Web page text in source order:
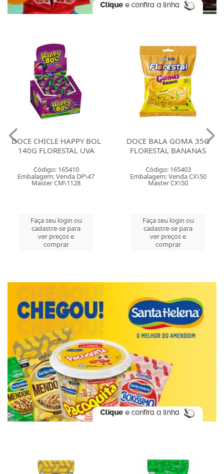
DOCE CHICLE HAPPY BOL
140G FLORESTAL UVA
Código: 165410
Embalagem: Venda DP\47
Master CM\1128
Faça seu login ou
cadastre-se para
ver preços e
comprar
DOCE BALA GOMA 35G
FLORESTAL BANANAS
Código: 165403
Embalagem: Venda CX\50
Master CX\50
Faça seu login ou
cadastre-se para
ver preços e
comprar